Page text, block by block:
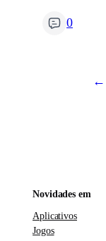
0
←
Novidades em
Aplicativos
Jogos